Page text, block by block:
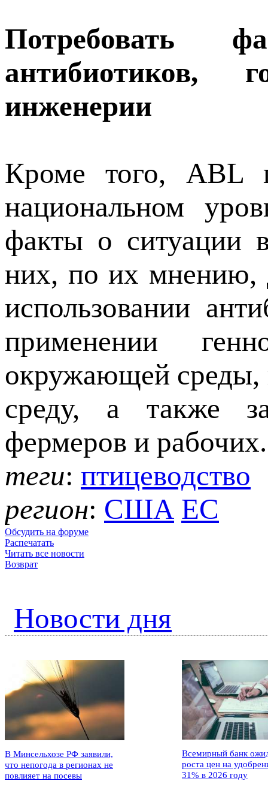
Потребовать
антибиотиков,
инженерии
Кроме того, ABL
национальном
факты о ситуации
них, по их мнению,
использовании
применении
окружающей среды,
среду, а также
фермеров и рабочих.
теги: птицеводство
регион: США ЕС
Обсудить на форуме
Распечатать
Читать все новости
Возврат
Новости дня
В Минсельхозе РФ заявили,
что непогода в регионах не
повлияет на посевы
Всемирный банк
роста цен на
31% в 2026 году